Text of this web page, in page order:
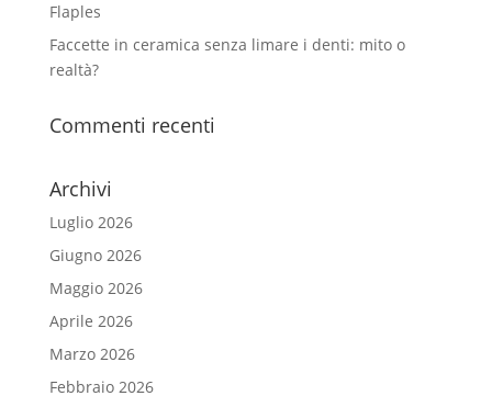
Flaples
Faccette in ceramica senza limare i denti: mito o
realtà?
Commenti recenti
Archivi
Luglio 2026
Giugno 2026
Maggio 2026
Aprile 2026
Marzo 2026
Febbraio 2026